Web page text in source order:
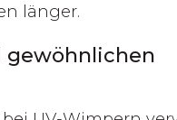
länger.
gewöhnlichen